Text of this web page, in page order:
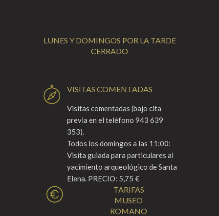
LUNES Y DOMINGOS POR LA TARDE
CERRADO
VISITAS COMENTADAS
Visitas comentadas (bajo cita
previa en el teléfono 943 639
353).
Todos los domingos a las 11:00:
Visita guiada para particulares al
yacimiento arqueológico de Santa
Elena. PRECIO: 5,75 €
TARIFAS
MUSEO
ROMANO